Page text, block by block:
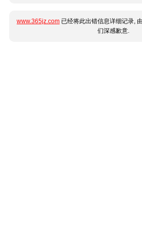
www.365jz.com 已经将此出错信息详细记录,
们深感歉意.